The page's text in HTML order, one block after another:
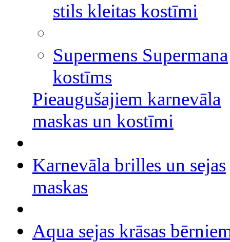
stils kleitas kostīmi
Supermens Supermana
kostīms
Pieaugušajiem karnevāla
maskas un kostīmi
Karnevāla brilles un sejas
maskas
Aqua sejas krāsas